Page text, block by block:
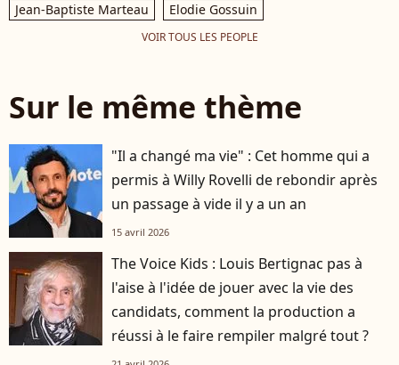
Jean-Baptiste Marteau
Elodie Gossuin
VOIR TOUS LES PEOPLE
Sur le même thème
"Il a changé ma vie" : Cet homme qui a
permis à Willy Rovelli de rebondir après
un passage à vide il y a un an
15 avril 2026
The Voice Kids : Louis Bertignac pas à
l'aise à l'idée de jouer avec la vie des
candidats, comment la production a
réussi à le faire rempiler malgré tout ?